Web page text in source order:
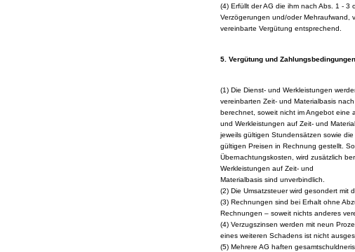
(4) Erfüllt der AG die ihm nach Abs. 1 -
Verzögerungen und/oder Mehraufwand,
vereinbarte Vergütung entsprechend.
5. Vergütung und Zahlungsbedingungen
(1) Die Dienst- und Werkleistungen
vereinbarten Zeit- und Materialbasis
berechnet, soweit nicht im Angebot eine
und Werkleistungen auf Zeit- und
jeweils gültigen Stundensätzen sowie
gültigen Preisen in Rechnung gestellt.
Übernachtungskosten, wird zusätzlich
Werkleistungen auf Zeit- und
Materialbasis sind unverbindlich.
(2) Die Umsatzsteuer wird gesondert mit
(3) Rechnungen sind bei Erhalt ohne
Rechnungen – soweit nichts anderes
(4) Verzugszinsen werden mit neun
eines weiteren Schadens ist nicht
(5) Mehrere AG haften